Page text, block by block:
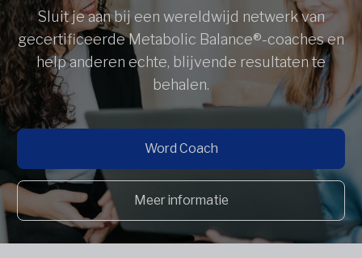
Sluit je aan bij een wereldwijd netwerk van
gecertificeerde Metabolic Balance®-coaches en
help anderen echte, blijvende resultaten te
behalen.
Word Coach
Meer informatie